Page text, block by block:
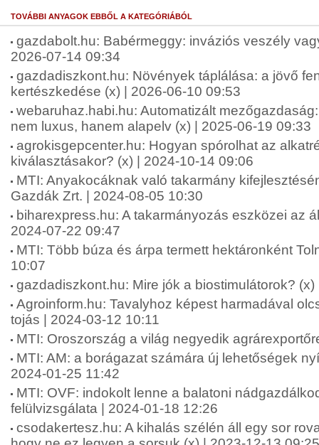
TOVÁBBI ANYAGOK EBBŐL A KATEGÓRIÁBÓL
gazdabolt.hu: Babérmeggy: inváziós veszély
2026-07-14 09:34
gazdadiszkont.hu: Növények táplálása: a jövő
kertészkedése (x) | 2026-06-10 09:53
webaruhaz.habi.hu: Automatizált
nem luxus, hanem alapelv (x) | 2025-06-19 09:33
agrokisgepcenter.hu: Hogyan spórolhat az
kiválasztásakor? (x) | 2024-10-14 09:06
MTI: Anyakocáknak való takarmány
Gazdák Zrt. | 2024-08-05 10:30
biharexpress.hu: A takarmányozás eszközei az
2024-07-22 09:47
MTI: Több búza és árpa termett hektáronként
10:07
gazdadiszkont.hu: Mire jók a biostimulátorok?
Agroinform.hu: Tavalyhoz képest harmadával
tojás | 2024-03-12 10:11
MTI: Oroszország a világ negyedik
MTI: AM: a borágazat számára új lehetőségek
2024-01-25 11:42
MTI: OVF: indokolt lenne a balatoni
felülvizsgálata | 2024-01-18 12:26
csodakertesz.hu: A kihalás szélén áll egy sor